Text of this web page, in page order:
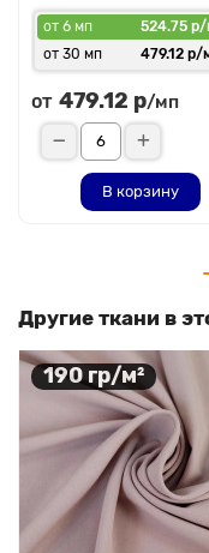
от 6 мп
524.75
от 30 мп
479.12 р/
от 479.12 р/мп
В корзину
Другие ткани в
190 гр/м²